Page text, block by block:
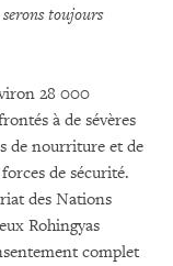
toujours
28 000
à de sévères
de nourriture et de
de sécurité.
des Nations
Rohingyas
complet